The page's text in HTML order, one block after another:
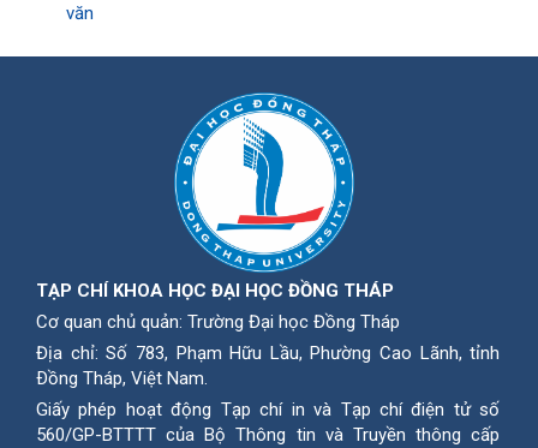
văn
TẠP CHÍ KHOA HỌC ĐẠI HỌC ĐỒNG THÁP
Cơ quan chủ quản: Trường Đại học Đồng Tháp
Địa chỉ: Số 783, Phạm Hữu Lầu, Phường Cao Lãnh, tỉnh
Ðồng Tháp, Việt Nam.
Giấy phép hoạt động Tạp chí in và Tạp chí điện tử số
560/GP-BTTTT của Bộ Thông tin và Truyền thông cấp